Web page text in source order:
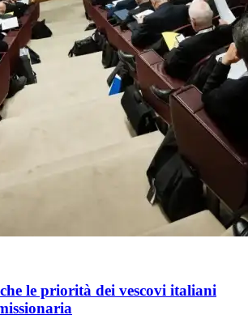
le priorità dei vescovi italiani